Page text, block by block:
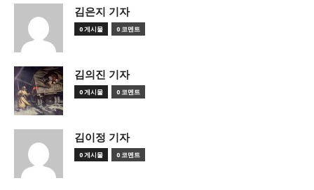
김은지 기자
0 게시물 0 코멘트
김의진 기자
0 게시물 0 코멘트
김이정 기자
0 게시물 0 코멘트